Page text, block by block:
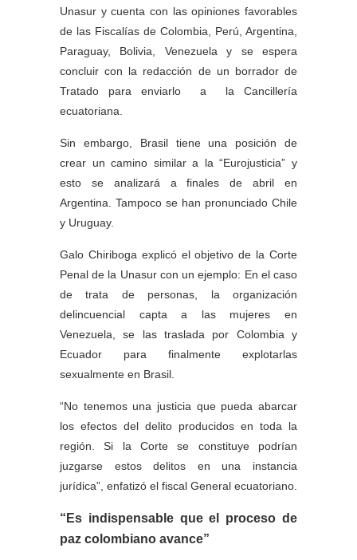
Unasur y cuenta con las opiniones favorables
de las Fiscalías de Colombia, Perú, Argentina,
Paraguay, Bolivia, Venezuela y se espera
concluir con la redacción de un borrador de
Tratado para enviarlo a la Cancillería
ecuatoriana.
Sin embargo, Brasil tiene una posición de
crear un camino similar a la “Eurojusticia” y
esto se analizará a finales de abril en
Argentina. Tampoco se han pronunciado Chile
y Uruguay.
Galo Chiriboga explicó el objetivo de la Corte
Penal de la Unasur con un ejemplo: En el caso
de trata de personas, la organización
delincuencial capta a las mujeres en
Venezuela, se las traslada por Colombia y
Ecuador para finalmente explotarlas
sexualmente en Brasil.
“No tenemos una justicia que pueda abarcar
los efectos del delito producidos en toda la
región. Si la Corte se constituye podrían
juzgarse estos delitos en una instancia
jurídica”, enfatizó el fiscal General ecuatoriano.
“Es indispensable que el proceso de
paz colombiano avance”